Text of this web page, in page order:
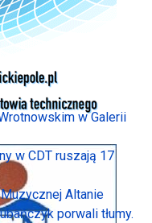
w Galerii
w CDT ruszają 17
Altanie
porwali tłumy.